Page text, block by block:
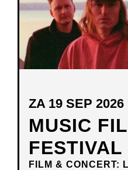
MUSIC
FESTIVAL
FILM & CONCERT:
ZA 19 SEP 2026